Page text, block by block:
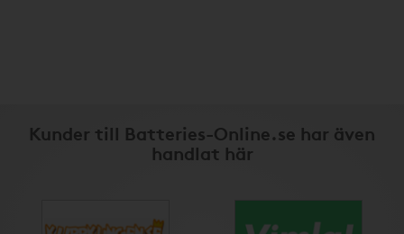
Kunder till Batteries-Online.se har även
handlat här